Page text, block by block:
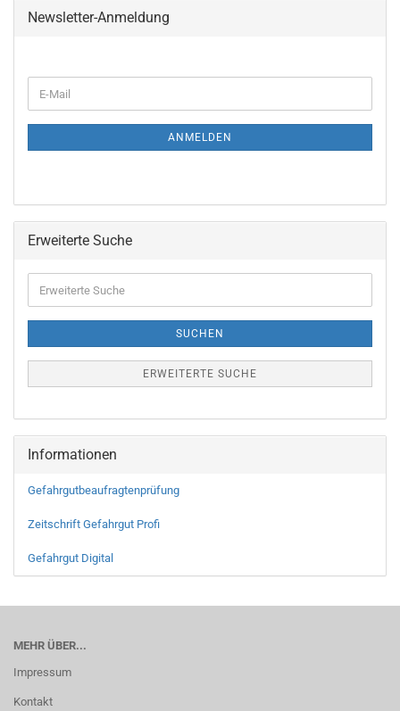
Newsletter-Anmeldung
ANMELDEN
Erweiterte Suche
SUCHEN
ERWEITERTE SUCHE
Informationen
Gefahrgutbeaufragtenprüfung
Zeitschrift Gefahrgut Profi
Gefahrgut Digital
MEHR ÜBER...
Impressum
Kontakt